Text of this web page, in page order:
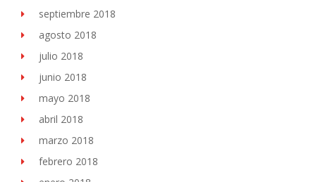
septiembre 2018
agosto 2018
julio 2018
junio 2018
mayo 2018
abril 2018
marzo 2018
febrero 2018